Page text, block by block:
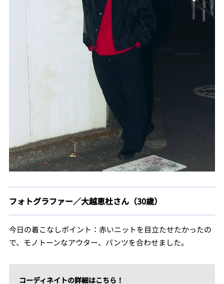
フォトグラファー／大越恵杜さん（30歳）
今日の着こなしポイント：赤いニットを目立たせたかったの
で、モノトーンなアウター、パンツを合わせました。
コーディネイトの詳細はこちら！